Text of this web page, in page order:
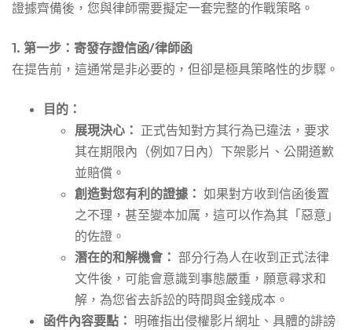
證據齊備後，您與律師需要擬定一套完整的作戰策略。
1. 第一步：寄發存證信函/律師函
在提告前，這通常是非必要的，但卻是極具策略性的步驟。
目的：
展現決心： 正式告知對方其行為已違法，要求
其在期限內（例如7日內）下架影片、公開道歉
並賠償。
創造對您有利的證據： 如果對方收到信函後置
之不理，甚至變本加厲，這可以作為其「惡意」
的佐證。
潛在的和解機會： 部分行為人在收到正式法律
文件後，可能會意識到事態嚴重，願意尋求和
解，為您省去訴訟的時間與金錢成本。
函件內容要點： 明確指出侵權影片網址、具體的誹謗